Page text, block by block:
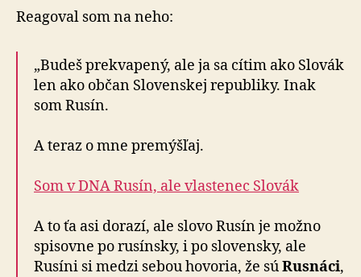
Reagoval som na neho:
„Budeš prekvapený, ale ja sa cítim ako Slovák
len ako občan Slo­ven­skej re­pub­liky. Inak
som Rusín.
A teraz o mne premýšľaj.
Som v DNA Rusín, ale vlastenec Slovák
A to ťa asi dorazí, ale slovo Rusín je možno
spi­sovne po ru­sínsky, i po slo­ven­sky, ale
Rusíni si medzi sebou hovoria, že súRusnáci,